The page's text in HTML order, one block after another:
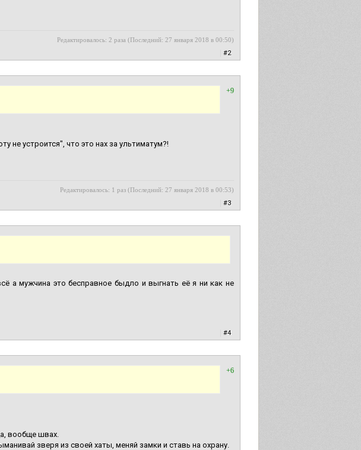
Редактировалось: 2 раза (Последний: 27 января 2018 в 00:50)
#2
+9
не устроится", что это нах за ультиматум?!
Редактировалось: 1 раз (Последний: 27 января 2018 в 00:53)
#3
а мужчина это бесправное быдло и выгнать её я ни как не
#4
+6
вообще швах.
зверя из своей хаты, меняй замки и ставь на охрану.